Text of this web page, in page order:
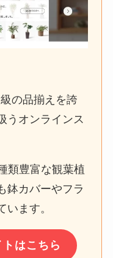
の品揃えを誇
うオンラインス
類豊富な観葉植
鉢カバーやフラ
います。
はこちら